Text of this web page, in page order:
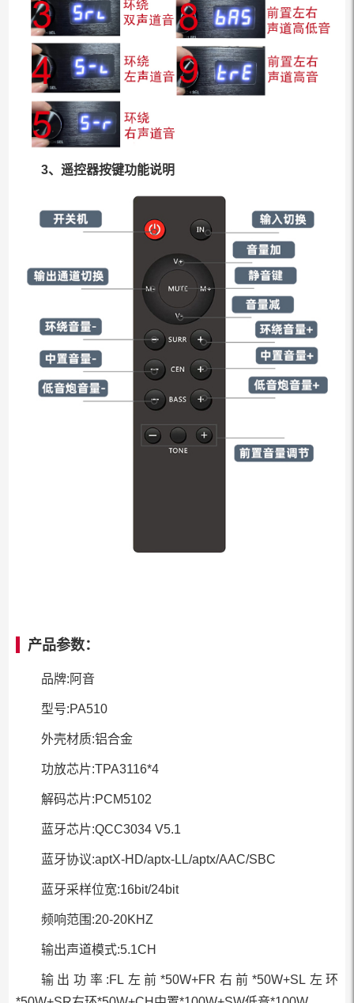
频）
3、遥控器按键功能说明
产品参数：
品牌:阿音
型号:PA510
外壳材质:铝合金
功放芯片:TPA3116*4
解码芯片:PCM5102
蓝牙芯片:QCC3034 V5.1
蓝牙协议:aptX-HD/aptx-LL/aptx/AAC/SBC
蓝牙采样位宽:16bit/24bit
频响范围:20-20KHZ
输出声道模式:5.1CH
输出功率:FL左前*50W+FR右前*50W+SL左环